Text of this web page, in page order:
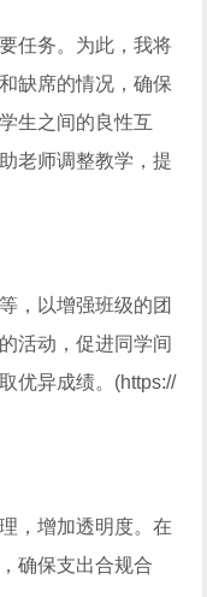
任务。为此，我将
缺席的情况，确保
生之间的良性互
老师调整教学，提
，以增强班级的团
活动，促进同学间
优异成绩。(https://
，增加透明度。在
确保支出合规合